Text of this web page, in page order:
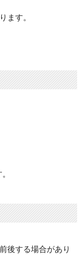
ます。
後する場合があり